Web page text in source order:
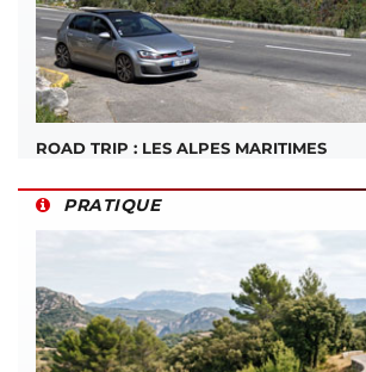
ROAD TRIP : LES ALPES MARITIMES
PRATIQUE